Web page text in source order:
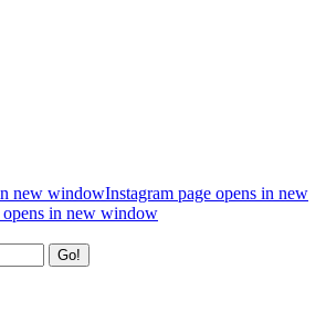
new windowInstagram page opens in new
opens in new window